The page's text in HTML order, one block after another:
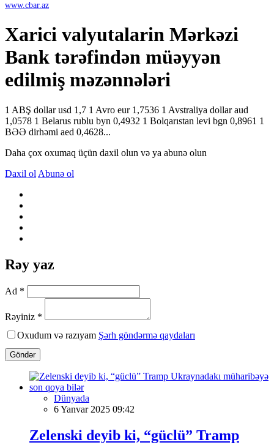
www.cbar.az
Xarici valyutalarin Mərkəzi
Bank tərəfindən müəyyən
edilmiş məzənnələri
1 ABŞ dollar usd 1,7 1 Avro eur 1,7536 1 Avstraliya dollar aud
1,0578 1 Belarus rublu byn 0,4932 1 Bolqarıstan levi bgn 0,8961 1
BƏƏ dirhəmi aed 0,4628...
Daha çox oxumaq üçün daxil olun və ya abunə olun
Daxil ol Abunə ol
Rəy yaz
Ad *
Rəyiniz *
Oxudum və razıyam Şərh göndərmə qaydaları
Göndər
Dünyada
6 Yanvar 2025 09:42
Zelenski deyib ki, “güclü” Tramp